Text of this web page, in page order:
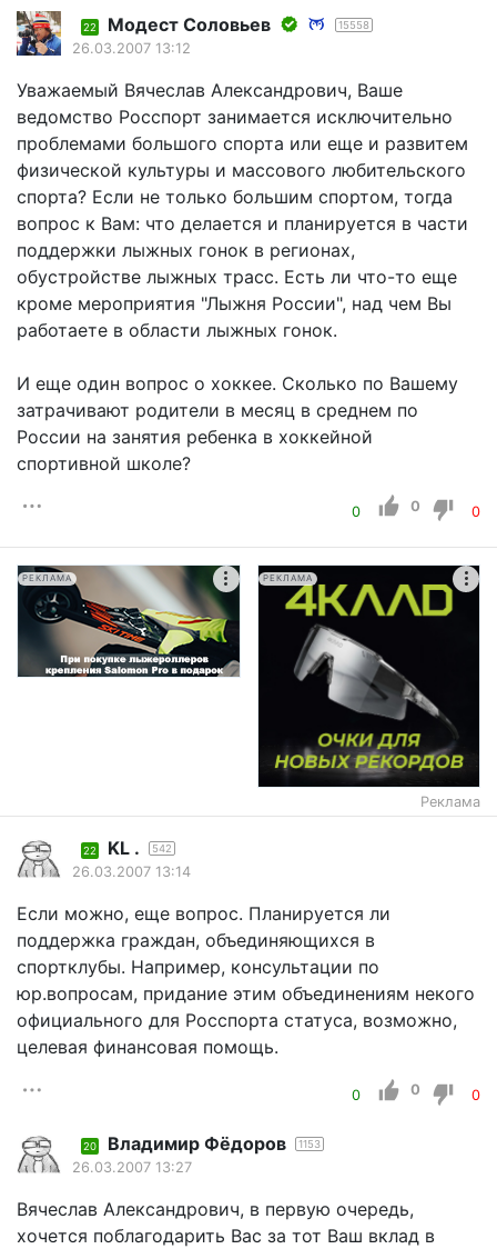
22 Модест Соловьев 15558
26.03.2007 13:12
Уважаемый Вячеслав Александрович, Ваше
ведомство Росспорт занимается исключительно
проблемами большого спорта или еще и развитем
физической культуры и массового любительского
спорта? Если не только большим спортом, тогда
вопрос к Вам: что делается и планируется в части
поддержки лыжных гонок в регионах,
обустройстве лыжных трасс. Есть ли что-то еще
кроме мероприятия "Лыжня России", над чем Вы
работаете в области лыжных гонок.
И еще один вопрос о хоккее. Сколько по Вашему
затрачивают родители в месяц в среднем по
России на занятия ребенка в хоккейной
спортивной школе?
0 0 0
РЕКЛАМА РЕКЛАМА
Реклама
22 KL . 542
26.03.2007 13:14
Если можно, еще вопрос. Планируется ли
поддержка граждан, объединяющихся в
спортклубы. Например, консультации по
юр.вопросам, придание этим объединениям некого
официального для Росспорта статуса, возможно,
целевая финансовая помощь.
0 0 0
20 Владимир Фёдоров 1153
26.03.2007 13:27
Вячеслав Александрович, в первую очередь,
хочется поблагодарить Вас за тот Ваш вклад в